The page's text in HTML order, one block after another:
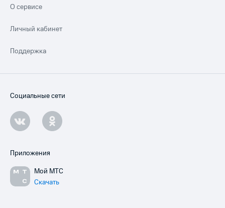
О сервисе
Личный кабинет
Поддержка
Социальные сети
Приложения
Мой МТС
Скачать